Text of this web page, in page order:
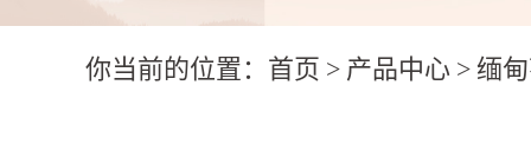
你当前的位置： 首页 > 产品中心 > 缅